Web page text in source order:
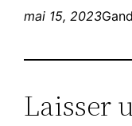
mai 15, 2023
Laisser